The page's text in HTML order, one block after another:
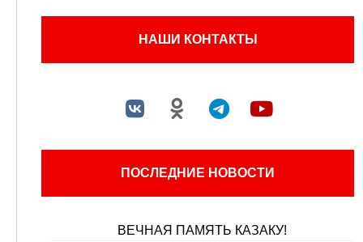
НАШИ КОНТАКТЫ
ПОСЛЕДНИЕ НОВОСТИ
ВЕЧНАЯ ПАМЯТЬ КАЗАКУ!